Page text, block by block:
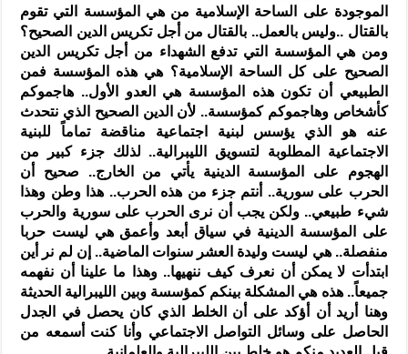
الموجودة على الساحة الإسلامية من هي المؤسسة التي تقوم
بالقتال ..وليس بالعمل.. بالقتال من أجل تكريس الدين الصحيح؟
ومن هي المؤسسة التي تدفع الشهداء من أجل تكريس الدين
الصحيح على كل الساحة الإسلامية؟ هي هذه المؤسسة فمن
الطبيعي أن تكون هذه المؤسسة هي العدو الأول.. هاجموكم
كأشخاص وهاجموكم كمؤسسة.. لأن الدين الصحيح الذي نتحدث
عنه هو الذي يؤسس لبنية اجتماعية مناقضة تماماً للبنية
الاجتماعية المطلوبة لتسويق الليبرالية.. لذلك جزء كبير من
الهجوم على المؤسسة الدينية يأتي من الخارج.. صحيح أن
الحرب على سورية.. أنتم جزء من هذه الحرب.. هذا وطن وهذا
شيء طبيعي.. ولكن يجب أن نرى الحرب على سورية والحرب
على المؤسسة الدينية في سياق أبعد وأعمق هي ليست حربا
منفصلة.. هي ليست وليدة العشر سنوات الماضية.. إن لم نر أين
ابتدأت لا يمكن أن نعرف كيف ننهيها.. وهذا ما علينا أن نفهمه
جميعاً.. هذه هي المشكلة بينكم كمؤسسة وبين الليبرالية الحديثة
وهنا أريد أن أؤكد على أن الخلط الذي كان يحصل في الجدل
الحاصل على وسائل التواصل الاجتماعي وأنا كنت أسمعه من